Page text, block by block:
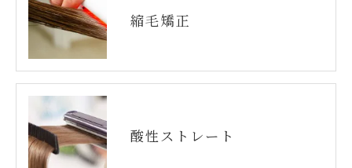
縮毛矯正
酸性ストレート